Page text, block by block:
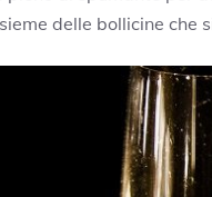
delle bollicine